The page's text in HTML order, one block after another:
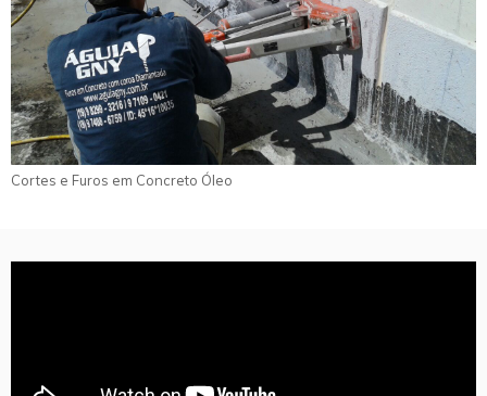
Cortes e Furos em Concreto Óleo